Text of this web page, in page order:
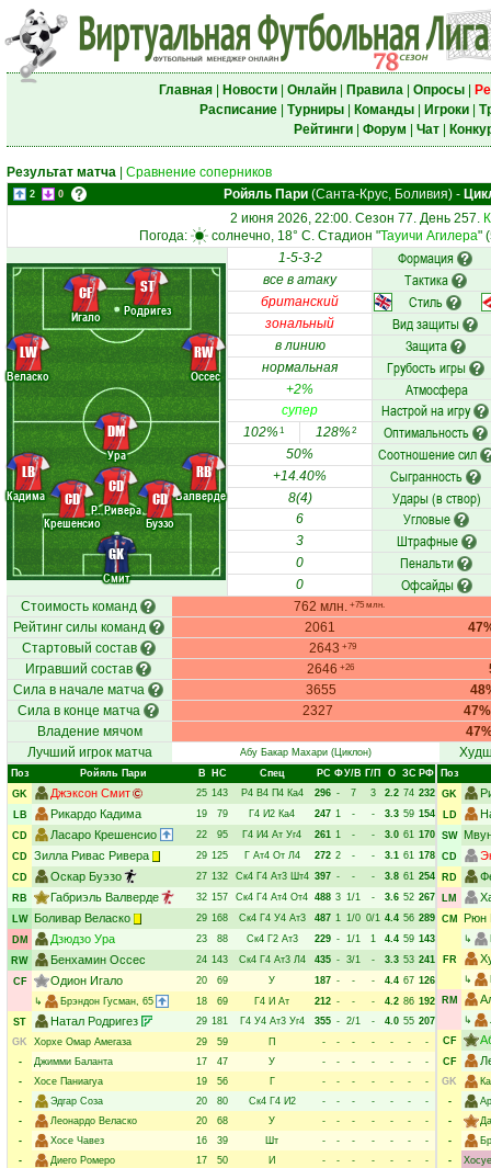
Главная| Новости| Онлайн| Правила| Опросы|
Расписание| Турниры| Команды| Игроки|
Рейтинги| Форум Чат|
Результат матча Сравнение соперников
2 0 Ройяль Пари(Санта-Крус, Боливия)-
2 июня 2026, 22:00. Сезон 77. День 257.
Погода:
солнечно, 18° C. Стадион "Тауичи Агилера"
Смит
Кадима
Крешенсио
Р. Ривера
Буэзо
Валверде
Веласко
Ура
Оссес
Игало Родригез
GK
LB
CD
CD
CD
RB
LW
DM
RW
CF ST
1-5-3-2 Формация
все в атаку Тактика
британский Стиль
зональный Вид защиты
в линию Защита
нормальная Грубость игры
+2% Атмосфера
супер Настрой на игру
102%1 128%2 Оптимальность
50% Соотношение сил
+14.40% Сыгранность
8(4) Удары (в створ)
6 Угловые
3 Штрафные
0 Пенальти
0 Офсайды
Стоимость команд 762 млн. +75 млн.
Рейтинг силы команд 2061
Стартовый состав
2643 +79
Игравший состав 2646 +26
Сила в начале матча
3655
Сила в конце матча
2327
47%
Владение мячом
Лучший игрок матча
Абу Бакар Махари (Циклон)
Поз Ройяль Пари В НC Спец РC ФУ/В Г/П О ЗС РФ
GK
Джэксон Смит 25 143 Р4 В4 П4 Ка4 296 - 7 3 2.2 74 232
LB
Рикардо Кадима 19 79 Г4 И2 Ка4 247 1 - - 3.3 59 154
CD
Ласаро Крешенсио 22 95 Г4 И4 Ат Уг4 261 1 - - 3.0 61 170
CD Зилла Ривас Ривера 29 125 Г Ат4 От Л4 272 2 - - 3.1 61 178
CD
Оскар Буэзо 27 132 Ск4 Г4 Ат3 Шт4 397 - - - 3.8 61 254
RB
Габриэль Валверде 32 157 Ск4 Г4 Ат4 От4 488 3 1/1 - 3.6 52 267
LW
Боливар Веласко 29 168 Ск4 Г4 У4 Ат3 487 1 1/0 0/1 4.4 56 289
DM
Дзюдзо Ура 23 88 Ск4 Г2 Ат3 229 - 1/1 1 4.4 59 143
RW
Бенхамин Оссес 24 143 Ск4 Г4 Ат3 Л4 435 - 3/1 - 3.3 53 241
CF
Одион Игало 20 69 У 187 - - - 4.4 67 126
↳
Брэндон Гусман, 65 18 69 Г4 И Ат 212 - - - 4.2 86 192
ST
Натал Родригез 29 181 Г4 У4 Ат3 Уг4 355 - 2/1 - 4.0 55 207
GK
Хорхе Омар Амегаза 29 59 П - - - - - -
-
-
Джимми Баланта 17 47 У - - - - - -
-
-
Хосе Паниагуа 19 56 Г - - - - - -
-
-
Эдгар Соза 20 80 Ск4 Г4 И2 - - - - - -
-
-
Леонардо Веласко 20 68 У - - - - - -
-
-
Хосе Чавез 16 39 Шт - - - - - -
-
-
Диего Ромеро 17 50 И - - - - - -
-
Поз
GK
LD
SW
CD
RD
LM
CM Рюн
↳
FR
↳
RM
↳
CF
CF
GK
-
-
-
-